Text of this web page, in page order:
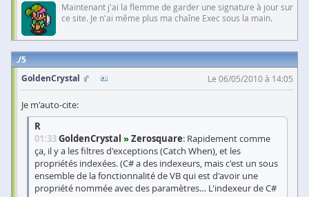
Maintenant j'ai la flemme de garder une signature à jour sur
ce site. Je n'ai même plus ma chaîne Exec sous la main.
5
GoldenCrystal
Le 06/05/2010 à 14:05
Je m'auto-cite:
R
01:33GoldenCrystal »Zerosquare: Rapidement comme
ça, il y a les filtres d'exceptions (Catch When), et les
propriétés indexées. (C# a des indexeurs, mais c'est un sous
ensemble de la fonctionnalité de VB qui est d'avoir une
propriété nommée avec des paramètres… L'indexeur de C#